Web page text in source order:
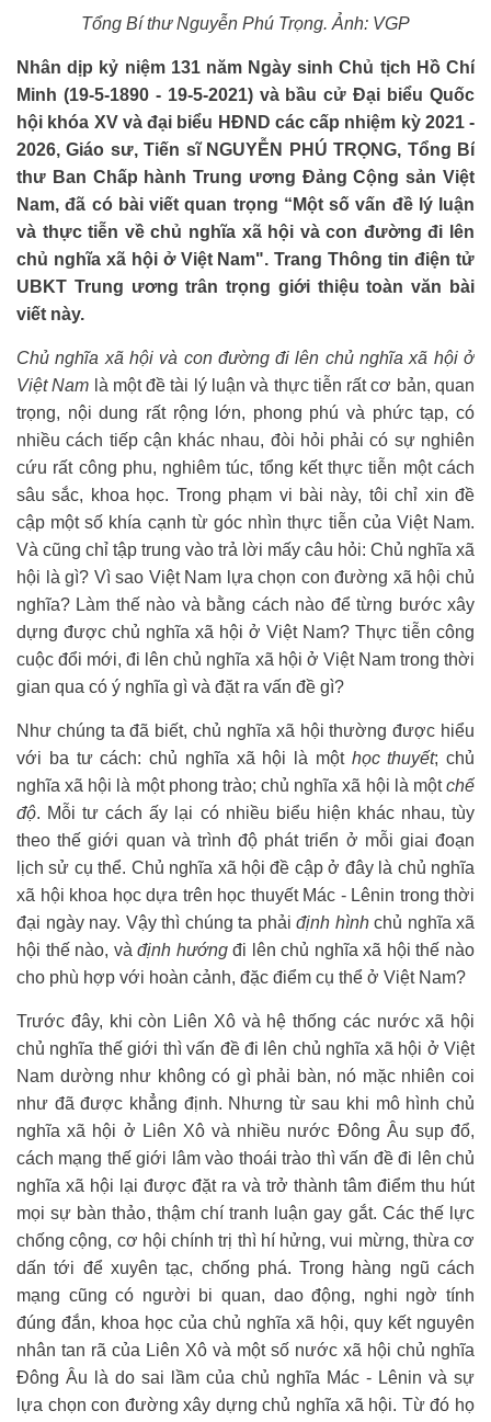
Tổng Bí thư Nguyễn Phú Trọng. Ảnh: VGP
Nhân dịp kỷ niệm 131 năm Ngày sinh Chủ tịch Hồ Chí
Minh (19-5-1890 - 19-5-2021) và bầu cử Đại biểu Quốc
hội khóa XV và đại biểu HĐND các cấp nhiệm kỳ 2021 -
2026, Giáo sư, Tiến sĩ NGUYỄN PHÚ TRỌNG, Tổng Bí
thư Ban Chấp hành Trung ương Đảng Cộng sản Việt
Nam, đã có bài viết quan trọng “Một số vấn đề lý luận
và thực tiễn về chủ nghĩa xã hội và con đường đi lên
chủ nghĩa xã hội ở Việt Nam". Trang Thông tin điện tử
UBKT Trung ương trân trọng giới thiệu toàn văn bài
viết này.
Chủ nghĩa xã hội và con đường đi lên chủ nghĩa xã hội ở
Việt Nam là một đề tài lý luận và thực tiễn rất cơ bản, quan
trọng, nội dung rất rộng lớn, phong phú và phức tạp, có
nhiều cách tiếp cận khác nhau, đòi hỏi phải có sự nghiên
cứu rất công phu, nghiêm túc, tổng kết thực tiễn một cách
sâu sắc, khoa học. Trong phạm vi bài này, tôi chỉ xin đề
cập một số khía cạnh từ góc nhìn thực tiễn của Việt Nam.
Và cũng chỉ tập trung vào trả lời mấy câu hỏi: Chủ nghĩa xã
hội là gì? Vì sao Việt Nam lựa chọn con đường xã hội chủ
nghĩa? Làm thế nào và bằng cách nào để từng bước xây
dựng được chủ nghĩa xã hội ở Việt Nam? Thực tiễn công
cuộc đổi mới, đi lên chủ nghĩa xã hội ở Việt Nam trong thời
gian qua có ý nghĩa gì và đặt ra vấn đề gì?
Như chúng ta đã biết, chủ nghĩa xã hội thường được hiểu
với ba tư cách: chủ nghĩa xã hội là một học thuyết; chủ
nghĩa xã hội là một phong trào; chủ nghĩa xã hội là mộtchế
độ. Mỗi tư cách ấy lại có nhiều biểu hiện khác nhau, tùy
theo thế giới quan và trình độ phát triển ở mỗi giai đoạn
lịch sử cụ thể. Chủ nghĩa xã hội đề cập ở đây là chủ nghĩa
xã hội khoa học dựa trên học thuyết Mác - Lênin trong thời
đại ngày nay. Vậy thì chúng ta phải định hìnhchủ nghĩa xã
hội thế nào, vàđịnh hướngđi lên chủ nghĩa xã hội thế nào
cho phù hợp với hoàn cảnh, đặc điểm cụ thể ở Việt Nam?
Trước đây, khi còn Liên Xô và hệ thống các nước xã hội
chủ nghĩa thế giới thì vấn đề đi lên chủ nghĩa xã hội ở Việt
Nam dường như không có gì phải bàn, nó mặc nhiên coi
như đã được khẳng định. Nhưng từ sau khi mô hình chủ
nghĩa xã hội ở Liên Xô và nhiều nước Đông Âu sụp đổ,
cách mạng thế giới lâm vào thoái trào thì vấn đề đi lên chủ
nghĩa xã hội lại được đặt ra và trở thành tâm điểm thu hút
mọi sự bàn thảo, thậm chí tranh luận gay gắt. Các thế lực
chống cộng, cơ hội chính trị thì hí hửng, vui mừng, thừa cơ
dấn tới để xuyên tạc, chống phá. Trong hàng ngũ cách
mạng cũng có người bi quan, dao động, nghi ngờ tính
đúng đắn, khoa học của chủ nghĩa xã hội, quy kết nguyên
nhân tan rã của Liên Xô và một số nước xã hội chủ nghĩa
Đông Âu là do sai lầm của chủ nghĩa Mác - Lênin và sự
lựa chọn con đường xây dựng chủ nghĩa xã hội. Từ đó họ